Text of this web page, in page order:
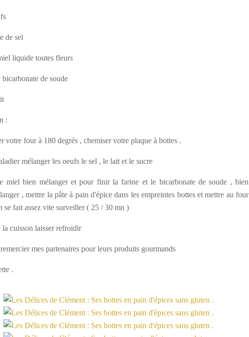
de sel
liquide toutes fleurs
de soude
:
votre four à 180 degrés , chemiser votre plaque à bottes .
mélanger les oeufs le sel , le lait et le sucre
miel bien mélanger et pour finir la farine et le bicarbonate de soude , bien
, mettre la pâte à pain d'épice dans les empreintes bottes et mettre au four
se fait assez vite surveiller ( 25 / 30 mn )
cuisson laisser refroidir
mes partenaires pour leurs produits gourmands
.